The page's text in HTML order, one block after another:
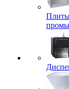
Плиты